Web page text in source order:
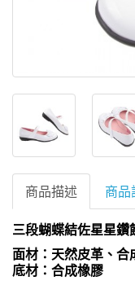
商品描述 商品
三段蝴蝶結佐星星鑽
面材：天然皮革、合
底材：合成橡膠